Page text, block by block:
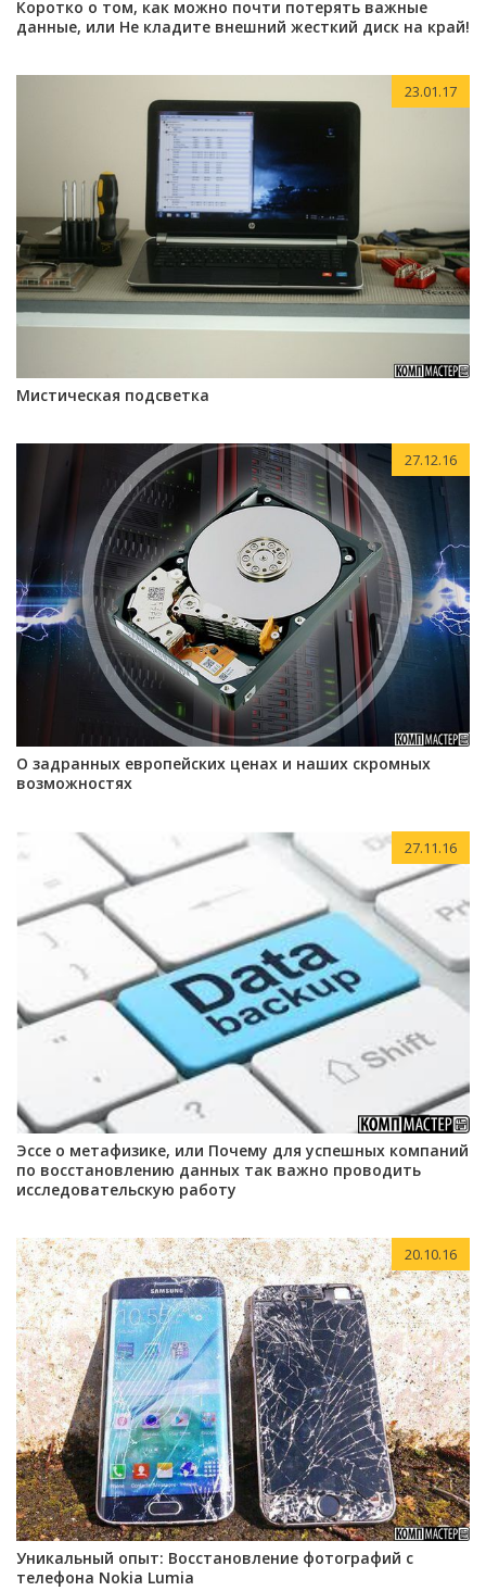
Коротко о том, как можно почти потерять важные
данные, или Не кладите внешний жесткий диск на край!
23.01.17
Мистическая подсветка
27.12.16
О задранных европейских ценах и наших скромных
возможностях
27.11.16
Эссе о метафизике, или Почему для успешных компаний
по восстановлению данных так важно проводить
исследовательскую работу
20.10.16
Уникальный опыт: Восстановление фотографий с
телефона Nokia Lumia